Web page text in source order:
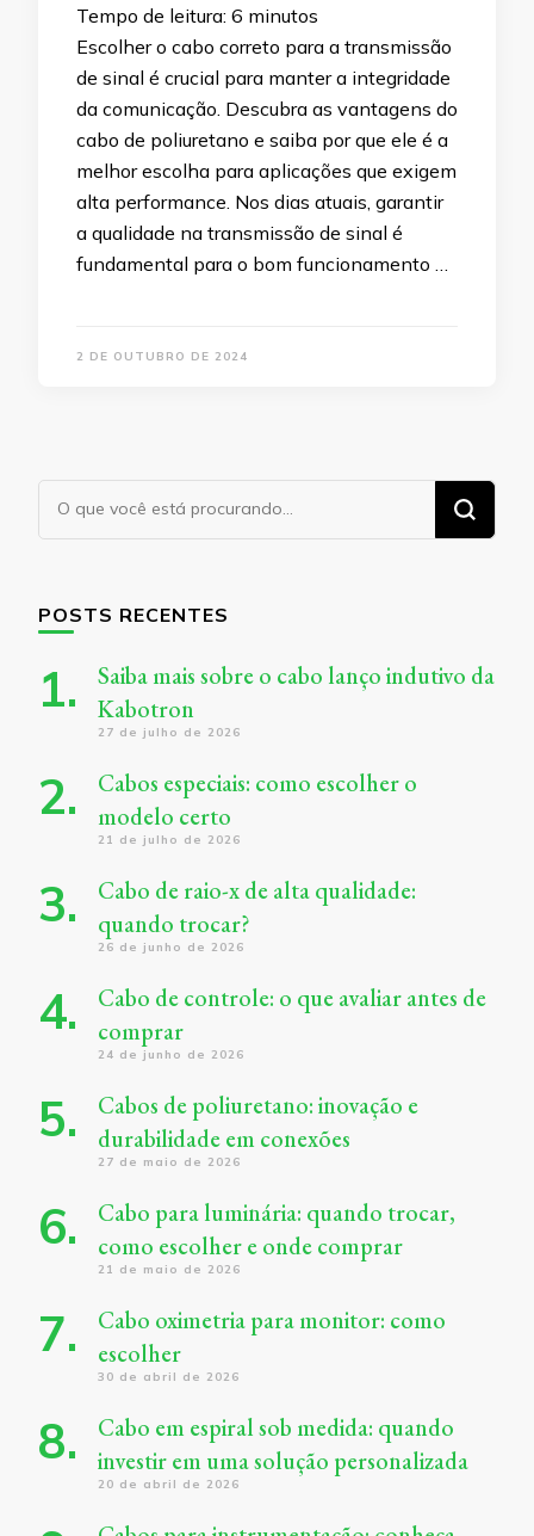
Tempo de leitura: 6 minutos
Escolher o cabo correto para a transmissão
de sinal é crucial para manter a integridade
da comunicação. Descubra as vantagens do
cabo de poliuretano e saiba por que ele é a
melhor escolha para aplicações que exigem
alta performance. Nos dias atuais, garantir
a qualidade na transmissão de sinal é
fundamental para o bom funcionamento …
2 DE OUTUBRO DE 2024
Procurando
algo?
POSTS RECENTES
Saiba mais sobre o cabo lanço indutivo da
Kabotron
27 de julho de 2026
Cabos especiais: como escolher o
modelo certo
21 de julho de 2026
Cabo de raio-x de alta qualidade:
quando trocar?
26 de junho de 2026
Cabo de controle: o que avaliar antes de
comprar
24 de junho de 2026
Cabos de poliuretano: inovação e
durabilidade em conexões
27 de maio de 2026
Cabo para luminária: quando trocar,
como escolher e onde comprar
21 de maio de 2026
Cabo oximetria para monitor: como
escolher
30 de abril de 2026
Cabo em espiral sob medida: quando
investir em uma solução personalizada
20 de abril de 2026